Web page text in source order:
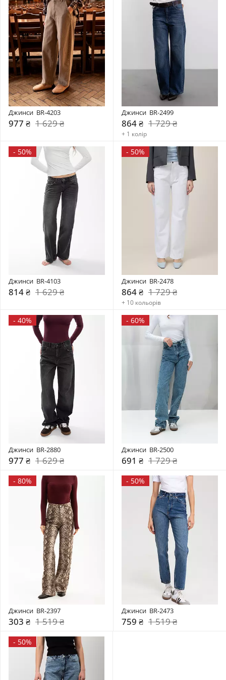
Джинси  BR-4203
977 ₴ 1 629 ₴
Джинси  BR-2499
864 ₴ 1 729 ₴
+ 1 колір
- 50%
Джинси  BR-4103
814 ₴ 1 629 ₴
- 50%
Джинси  BR-2478
864 ₴ 1 729 ₴
+ 10 кольорів
- 40%
Джинси  BR-2880
977 ₴ 1 629 ₴
- 60%
Джинси  BR-2500
691 ₴ 1 729 ₴
- 80%
Джинси  BR-2397
303 ₴ 1 519 ₴
- 50%
Джинси  BR-2473
759 ₴ 1 519 ₴
- 50%